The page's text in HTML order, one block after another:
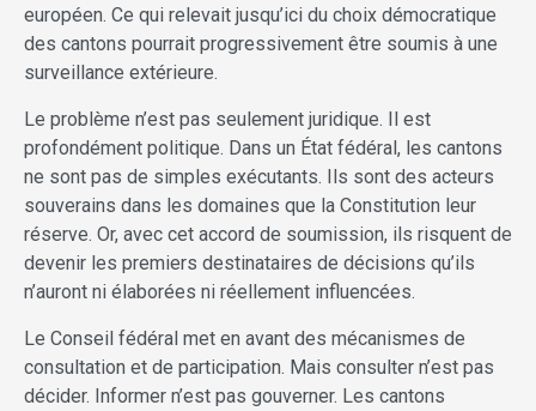
européen. Ce qui relevait jusqu’ici du choix démocratique
des cantons pourrait progressivement être soumis à une
surveillance extérieure.
Le problème n’est pas seulement juridique. Il est
profondément politique. Dans un État fédéral, les cantons
ne sont pas de simples exécutants. Ils sont des acteurs
souverains dans les domaines que la Constitution leur
réserve. Or, avec cet accord de soumission, ils risquent de
devenir les premiers destinataires de décisions qu’ils
n’auront ni élaborées ni réellement influencées.
Le Conseil fédéral met en avant des mécanismes de
consultation et de participation. Mais consulter n’est pas
décider. Informer n’est pas gouverner. Les cantons